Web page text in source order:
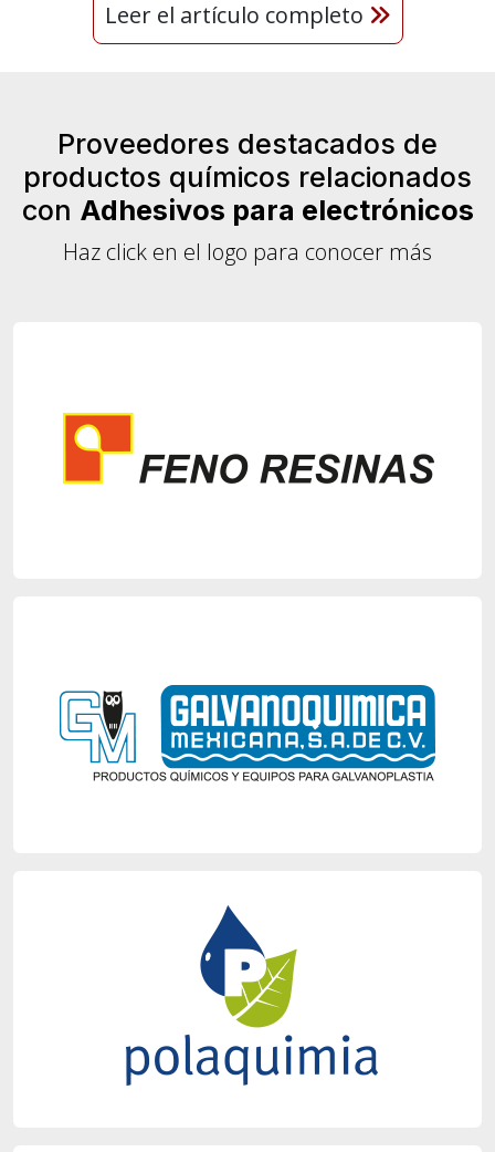
Leer el artículo completo
Proveedores destacados de
productos químicos relacionados
con Adhesivos para electrónicos
Haz click en el logo para conocer más